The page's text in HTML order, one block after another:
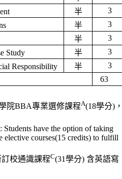
半
3
半
3
半
3
Study 半
3
Responsibility 半
3
63
院BBA專業選修課程A(18學分) ，
Students have the option of taking
elective courses(15 credits) to fulfill
訂校通識課程C(31學分)含英語寫